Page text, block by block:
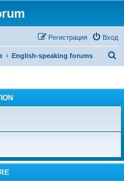
Вход
Регистрация
English-speaking forums